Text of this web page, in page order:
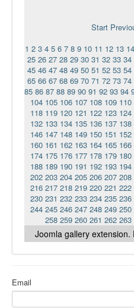
Start
1 2 3 4 5 6 7 8 9 10 11 12 13 14
25 26 27 28 29 30 31 32 33 34
45 46 47 48 49 50 51 52 53 54
65 66 67 68 69 70 71 72 73 74
85 86 87 88 89 90 91 92 93 94
104 105 106 107 108 109 110
118 119 120 121 122 123 124
132 133 134 135 136 137 138
146 147 148 149 150 151 152
160 161 162 163 164 165 166
174 175 176 177 178 179 180
188 189 190 191 192 193 194
202 203 204 205 206 207 208
216 217 218 219 220 221 222
230 231 232 233 234 235 236
244 245 246 247 248 249 250
258 259 260 261 262 263
Joomla gallery extension.
Email